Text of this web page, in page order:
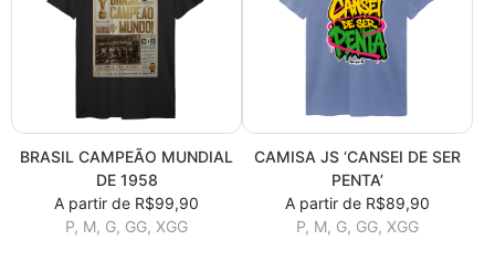
BRASIL CAMPEÃO MUNDIAL
DE 1958
A partir de R$99,90
P, M, G, GG, XGG
CAMISA JS ‘CANSEI DE SER
PENTA’
A partir de R$89,90
P, M, G, GG, XGG